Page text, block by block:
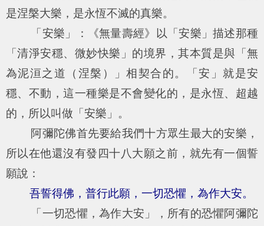
是涅槃大樂，是永恆不滅的真樂。
「安樂」：《無量壽經》以「安樂」描述那種
「清淨安穩、微妙快樂」的境界，其本質是與「無
為泥洹之道（涅槃）」相契合的。「安」就是安
穩、不動，這一種樂是不會變化的，是永恆、超越
的，所以叫做「安樂」。
阿彌陀佛首先要給我們十方眾生最大的安樂，
所以在他還沒有發四十八大願之前，就先有一個誓
願說：
吾誓得佛，普行此願，一切恐懼，為作大安。
「一切恐懼，為作大安」，所有的恐懼阿彌陀